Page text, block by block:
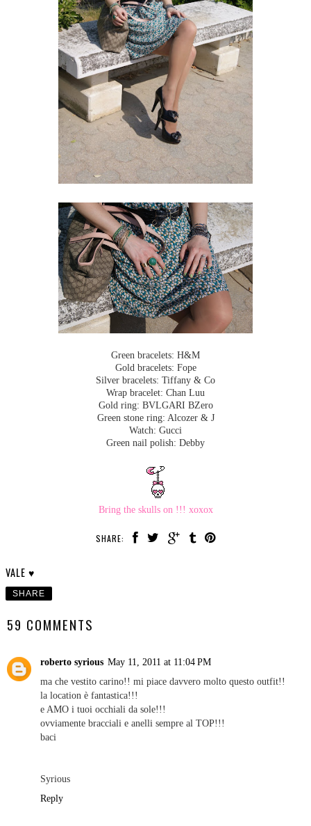
Green bracelets: H&M
Gold bracelets: Fope
Silver bracelets: Tiffany & Co
Wrap bracelet: Chan Luu
Gold ring: BVLGARI BZero
Green stone ring: Alcozer & J
Watch: Gucci
Green nail polish: Debby
Bring the skulls on !!! xoxox
SHARE:
VALE ♥
SHARE
59 COMMENTS
roberto syrious May 11, 2011 at 11:04 PM
ma che vestito carino!! mi piace davvero molto questo outfit!!
la location è fantastica!!!
e AMO i tuoi occhiali da sole!!!
ovviamente bracciali e anelli sempre al TOP!!!
baci
Syrious
Reply